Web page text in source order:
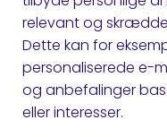
relevant og
Dette kan for
personaliserede e-
og anbefalinger
eller interesser.